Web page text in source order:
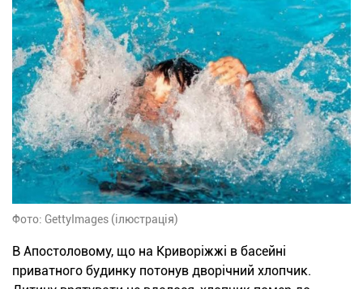
Фото: GettyImages (ілюстрація)
В Апостоловому, що на Криворіжжі в басейні
приватного будинку потонув дворічний хлопчик.